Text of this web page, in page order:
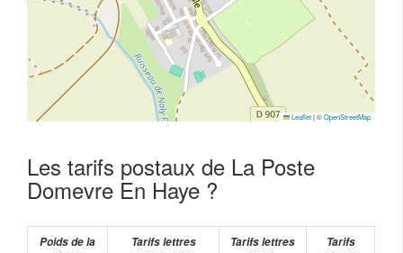
Leaflet|©OpenStreetMap
Les tarifs postaux de La Poste
Domevre En Haye ?
Poids de la
Tarifs lettres
Tarifs lettres
Tarifs